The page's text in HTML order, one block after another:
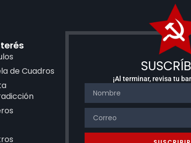
de Cuadros
¡Al terminar, revisa tu